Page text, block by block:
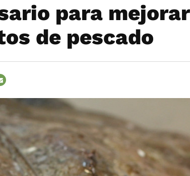
para mejorar
de pescado